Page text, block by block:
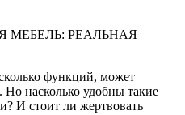
РЕАЛЬНАЯ
функций, может
Но насколько удобны такие
И стоит ли жертвовать